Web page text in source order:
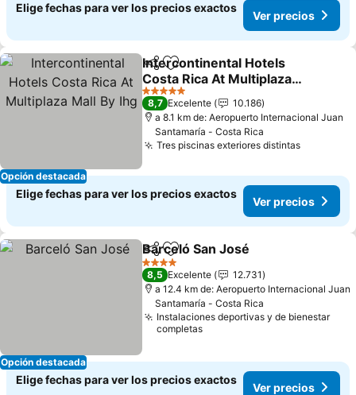
Elige fechas para ver los precios exactos
Ver precios
Opción destacada
CompartirAgregar a favoritos
Intercontinental Hotels
Costa Rica At Multiplaza
Mall By Ihg
Ver precios
5 Estrellas
8,7 Excelente
10.186
a 8.1 km de: Aeropuerto Internacional Juan
Santamaría - Costa Rica
Tres piscinas exteriores distintasVer
Elige fechas para ver los precios exactos
Ver precios
Opción destacada
CompartirAgregar a favoritos
Barceló San José
4 Estrellas
8,5 Excelente
12.731
a 12.4 km de: Aeropuerto Internacional Juan
Santamaría - Costa Rica
Instalaciones deportivas y de bienestar
completas
Elige fechas para ver los precios exactos
Ver precios